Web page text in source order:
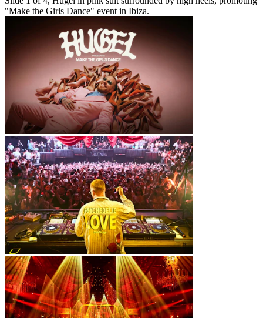
"Make the Girls Dance" event in Ibiza.